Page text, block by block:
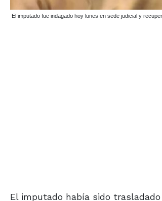
declarar y posteriormente se